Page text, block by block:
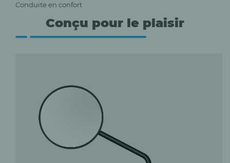
Conduite en confort
Conçu pour le plaisir